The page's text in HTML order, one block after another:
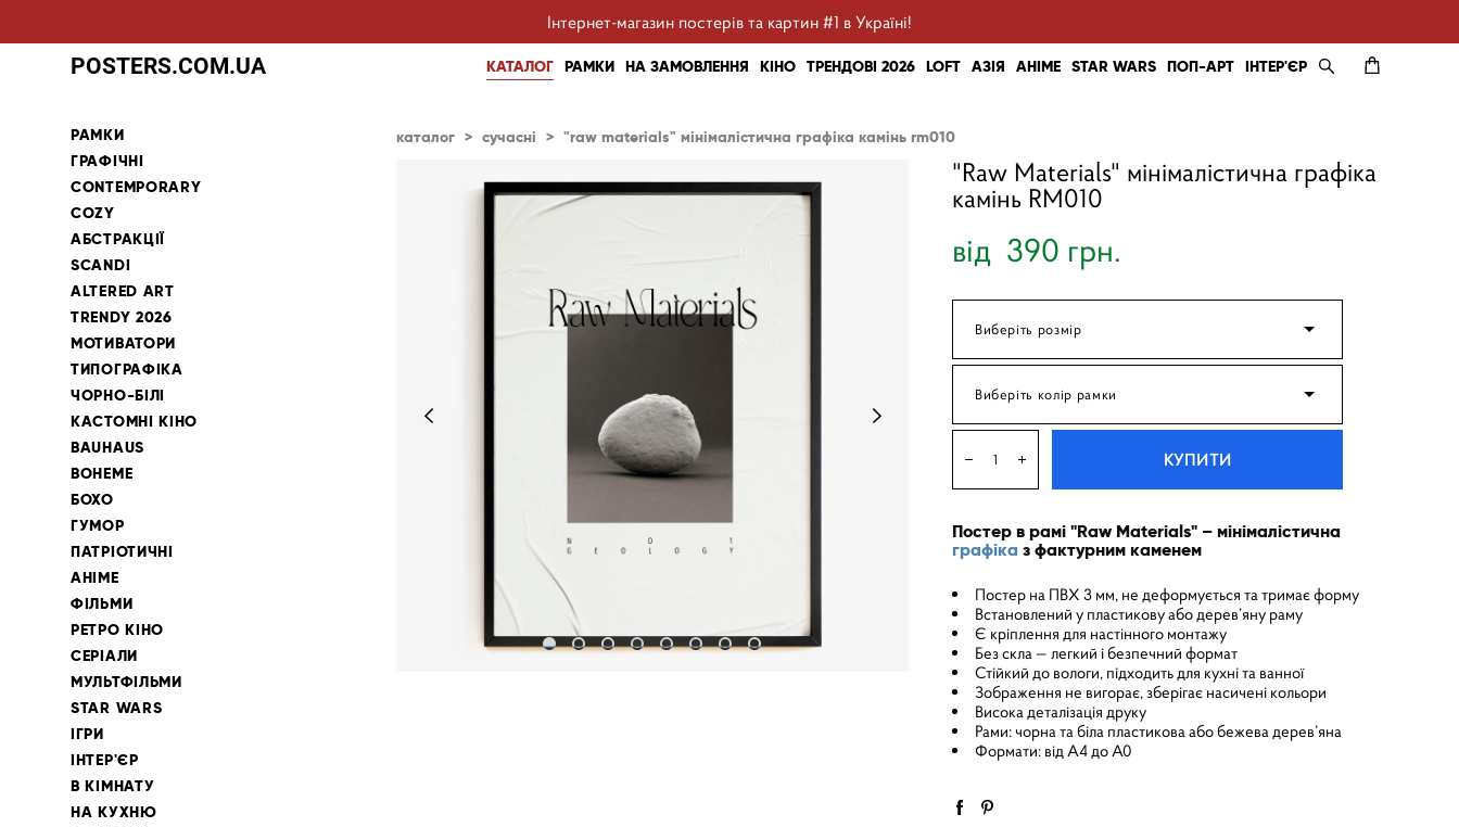
Інтернет-магазин постерів та картин #1 в Україні!
POSTERS.COM.UA КАТАЛОГ РАМКИ НА ЗАМОВЛЕННЯ КІНО ТРЕНДОВІ 2026 LOFT АЗІЯ АНІМЕ STAR WARS ПОП-АРТ ІНТЕР'ЄР
РАМКИ
ГРАФІЧНІ
CONTEMPORARY
COZY
АБСТРАКЦІЇ
SCANDI
ALTERED ART
TRENDY 2026
МОТИВАТОРИ
ТИПОГРАФІКА
ЧОРНО-БІЛІ
КАСТОМНІ КІНО
BAUHAUS
BOHEME
БОХО
ГУМОР
ПАТРІОТИЧНІ
АНІМЕ
ФІЛЬМИ
РЕТРО КІНО
СЕРІАЛИ
МУЛЬТФІЛЬМИ
STAR WARS
ІГРИ
ІНТЕР'ЄР
В КІМНАТУ
НА КУХНЮ
каталог > сучасні > "raw materials" мінімалістична графіка камінь rm010
"Raw Materials" мінімалістична графіка
камінь RM010
від 390 грн.
Виберіть розмір
Виберіть колір рамки
КУПИТИ
Постер в рамі "Raw Materials" – мінімалістична
графіка з фактурним каменем
Постер на ПВХ 3 мм, не деформується та тримає форму
Встановлений у пластикову або дерев’яну раму
Є кріплення для настінного монтажу
Без скла — легкий і безпечний формат
Стійкий до вологи, підходить для кухні та ванної
Зображення не вигорає, зберігає насичені кольори
Висока деталізація друку
Рами: чорна та біла пластикова або бежева дерев’яна
Формати: від A4 до A0